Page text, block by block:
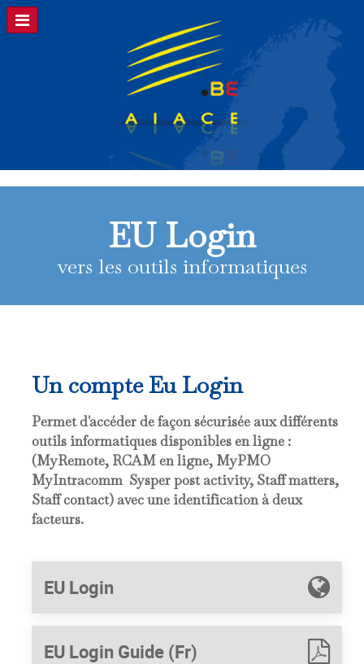
EU Login
vers les outils informatiques
Un compte Eu Login
Permet d'accéder de façon sécurisée aux différents
outils informatiques disponibles en ligne :
(MyRemote, RCAM en ligne, MyPMO
MyIntracomm Sysper post activity, Staff matters,
Staff contact) avec une identification à deux
facteurs.
EU Login
EU Login Guide (Fr)